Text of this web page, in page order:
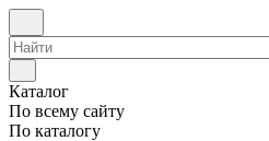
Каталог
По всему сайту
По каталогу